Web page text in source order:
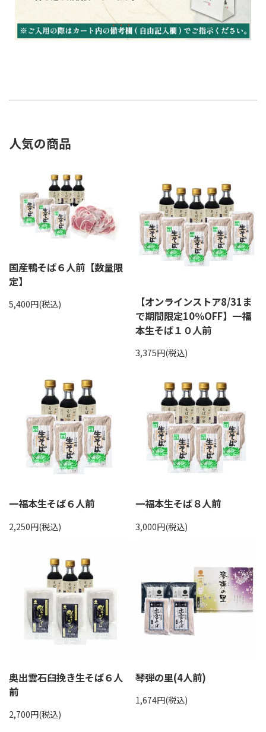
人気の商品
国産鴨そば６人前【数量限
定】
5,400円(税込)
【オンラインストア8/31ま
で期間限定10％OFF】一福
本生そば１０人前
3,375円(税込)
一福本生そば６人前
2,250円(税込)
一福本生そば８人前
3,000円(税込)
奥出雲石臼挽き生そば６人
前
2,700円(税込)
琴弾の里(4人前)
1,674円(税込)